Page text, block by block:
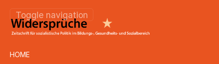
Toggle navigation
HOME